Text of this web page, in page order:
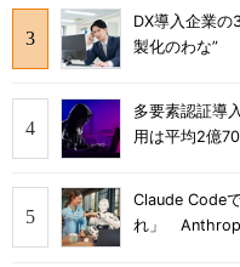
DX導入企業
製化のわな”
多要素認証導
用は平均2億
Claude Code
れ」